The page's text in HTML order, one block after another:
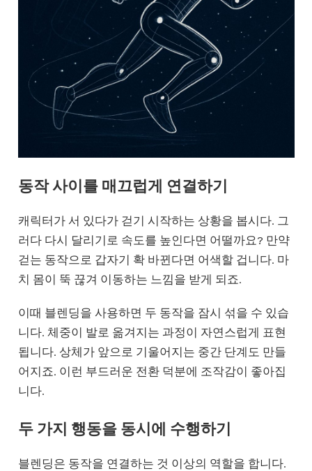
동작 사이를 매끄럽게 연결하기
캐릭터가 서 있다가 걷기 시작하는 상황을 봅시다. 그
러다 다시 달리기로 속도를 높인다면 어떨까요? 만약
걷는 동작으로 갑자기 확 바뀐다면 어색할 겁니다. 마
치 몸이 뚝 끊겨 이동하는 느낌을 받게 되죠.
이때 블렌딩을 사용하면 두 동작을 잠시 섞을 수 있습
니다. 체중이 발로 옮겨지는 과정이 자연스럽게 표현
됩니다. 상체가 앞으로 기울어지는 중간 단계도 만들
어지죠. 이런 부드러운 전환 덕분에 조작감이 좋아집
니다.
두 가지 행동을 동시에 수행하기
블렌딩은 동작을 연결하는 것 이상의 역할을 합니다.